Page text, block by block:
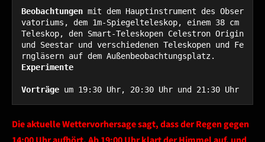
Beobachtungen mit dem Hauptinstrument des Obser
vatoriums, dem 1m-Spiegelteleskop, einem 38 cm
Teleskop, den Smart-Teleskopen Celestron Origin
und Seestar und verschiedenen Teleskopen und Fe
Experimente
Vorträge um 19:30 Uhr, 20:30 Uhr und 21:30 Uhr
Die aktuelle Wettervorhersage sagt, dass der Regen gegen